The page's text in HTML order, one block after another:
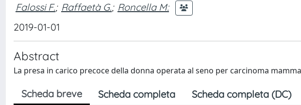
Falossi F.; Raffaetà G.; Roncella M:
2019-01-01
Abstract
La presa in carico precoce della donna operata al seno per carcinoma
Scheda breve Scheda completa Scheda completa (DC)